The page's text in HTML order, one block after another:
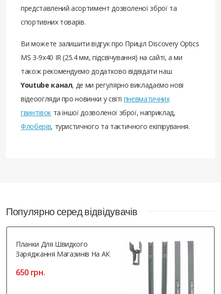
представлений асортимент дозволеної зброї та
спортивних товарів.
Ви можете залишити відгук про Приціл Discovery Optics
MS 3-9x40 IR (25.4 мм, підсвічування) на сайті, а ми
також рекомендуємо додатково відвідати наш
Youtube канал, де ми регулярно викладаємо нові
відеоогляди про новинки у світі пневматичних
гвинтівокта іншої дозволеної зброї, наприклад,
Флоберів, туристичного та тактичного екіпірування.
Популярно серед відвідувачів
Планки Для Швидкого
Заряджання Магазинів На АК
650 грн.